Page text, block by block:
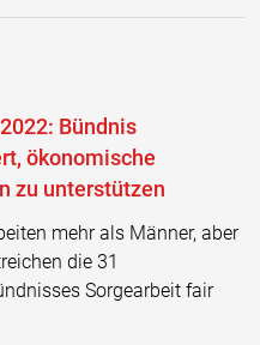
Bündnis
ökonomische
zu unterstützen
mehr als Männer, aber
die 31
Sorgearbeit fair